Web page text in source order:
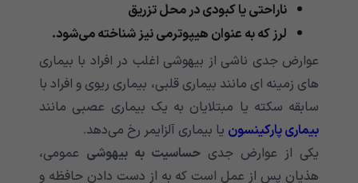
ناراحتی یا کبودی در محل تزریق
لرز که به عنوان هیپوترمی‌‌‌‌‌‌‌‌‌‌‌‌‌‌‌‌‌‌‌‌‌‌‌‌‌‌‌‌‌‌‌‌‌‌‌‌‌‌‌‌‌‌‌ نیز شناخته می‌‌‌‌‌‌‌‌‌‌‌‌‌‌‌‌‌‌‌‌‌‌‌‌‌‌‌‌‌‌‌‌‌‌‌‌‌‌‌‌‌‌‌شود.
عوارض جدی ناشی از بیهوشی اغلب در افراد با بیماری
های زمینه ای مانند بیماری قلبی، بیماری ریوی و افراد با
سابقه سکته یا مبتلایان به یک بیماری عصبی مانند
بیماری پارکینسون یا بیماری آلزایمر رخ می‌‌‌‌‌‌‌‌‌‌‌‌‌‌‌‌‌‌‌‌‌‌‌‌‌‌‌‌‌‌‌‌‌‌‌‌‌‌‌‌‌‌‌دهد.
یکی از عوارض جدی حساسیت به بیهوشی عمومی،
هذیان پس از عمل است که به از دست دادن حافظه و